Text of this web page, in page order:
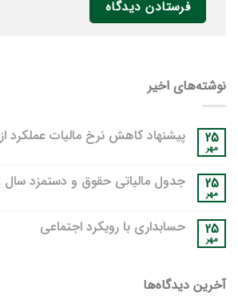
نوشته‌های اخیر
25
مهر
پیشنهاد کاهش نرخ مالیات عملکرد از ۲۵٪ به ۲۰٪
25
مهر
جدول مالیاتی حقوق و دستمزد سال 99
25
مهر
حسابداری با رویکرد اجتماعی
آخرین دیدگاه‌ها